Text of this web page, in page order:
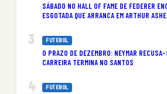
SÁBADO NO HALL OF FAME DE FEDERER
ESGOTADA QUE ARRANCA EM ARTHUR ASHE
FUTEBOL
O PRAZO DE DEZEMBRO: NEYMAR
CARREIRA TERMINA NO SANTOS
FUTEBOL